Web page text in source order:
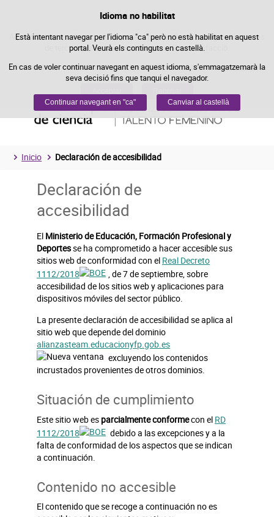
Política de cookies
Aquest lloc web utilitza cookies pròpies per facilitar la navegació i cookies
de tercers per obtenir estadístiques d'ús i satisfacció.
Podeu obtenir més informació a l'apartat "Cookies" del nostreavís legal .
Idioma no habilitat
Està intentant navegar per l'idioma "ca" però no està habilitat en aquest
portal. Veurà els continguts en castellà.
En cas de voler continuar navegant en aquest idioma, s'emmagatzemarà la
seva decisió fins que tanqui el navegador.
Continuar navegant en "ca" Canviar al castellà
Passar al contingut
Inicio Declaración de accesibilidad
Declaración de
accesibilidad
El Ministerio de Educación, Formación Profesional y
Deportesse ha comprometido a hacer accesible sus
sitios web de conformidad con el Real Decreto
1112/2018
, de 7 de septiembre, sobre
accesibilidad de los sitios web y aplicaciones para
dispositivos móviles del sector público.
La presente declaración de accesibilidad se aplica al
sitio web que depende del dominio
alianzasteam.educacionyfp.gob.es
excluyendo los contenidos
incrustados provenientes de otros dominios.
Situación de cumplimiento
Este sitio web es parcialmente conformecon el RD
1112/2018
debido a las excepciones y a la
falta de conformidad de los aspectos que se indican
a continuación.
Contenido no accesible
El contenido que se recoge a continuación no es